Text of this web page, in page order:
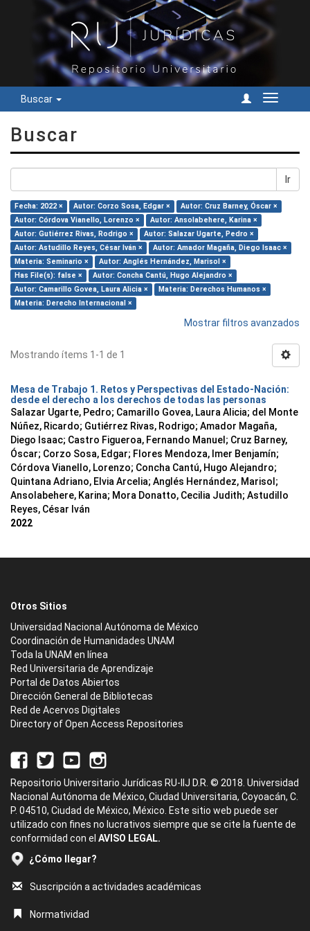
Buscar
Cambiar
Buscar
Ir
Fecha: 2022 × Autor: Corzo Sosa, Edgar ×
Autor: Cruz Barney, Óscar ×
Autor: Córdova Vianello, Lorenzo ×
Autor: Ansolabehere, Karina ×
Autor: Gutiérrez Rivas, Rodrigo ×
Autor: Salazar Ugarte, Pedro ×
Autor: Astudillo Reyes, César Iván ×
Autor: Amador Magaña, Diego Isaac ×
Materia: Seminario ×
Autor: Anglés Hernández, Marisol ×
Has File(s): false ×
Autor: Concha Cantú, Hugo Alejandro ×
Autor: Camarillo Govea, Laura Alicia ×
Materia: Derechos Humanos ×
Materia: Derecho Internacional ×
Mostrar filtros avanzados
Mostrando ítems 1-1 de 1
Mesa de Trabajo 1. Retos y Perspectivas del Estado-Nación:
desde el derecho a los derechos de todas las personas
Salazar Ugarte, Pedro; Camarillo Govea, Laura Alicia; del Monte
Núñez, Ricardo; Gutiérrez Rivas, Rodrigo; Amador Magaña,
Diego Isaac; Castro Figueroa, Fernando Manuel ; Cruz Barney,
Óscar; Corzo Sosa, Edgar; Flores Mendoza, Imer Benjamín;
Córdova Vianello, Lorenzo; Concha Cantú, Hugo Alejandro;
Quintana Adriano, Elvia Arcelia; Anglés Hernández, Marisol ;
Ansolabehere, Karina; Mora Donatto, Cecilia Judith; Astudillo
Reyes, César Iván
2022
Otros Sitios
Universidad Nacional Autónoma de México
Coordinación de Humanidades UNAM
Toda la UNAM en línea
Red Universitaria de Aprendizaje
Portal de Datos Abiertos
Dirección General de Bibliotecas
Red de Acervos Digitales
Directory of Open Access Repositories
Repositorio Universitario Jurídicas RU-IIJ D.R. © 2018. Universidad
Nacional Autónoma de México, Ciudad Universitaria, Coyoacán, C.
P. 04510, Ciudad de México, México. Este sitio web puede ser
utilizado con fines no lucrativos siempre que se cite la fuente de
conformidad con el AVISO LEGAL.
¿Cómo llegar?
Suscripción a actividades académicas
Normatividad